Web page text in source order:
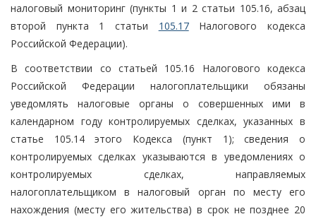
налоговый мониторинг (пункты 1 и 2 статьи 105.16, абзац
второй пункта 1 статьи 105.17Налогового кодекса
Российской Федерации).
В соответствии со статьей 105.16 Налогового кодекса
Российской Федерации налогоплательщики обязаны
уведомлять налоговые органы о совершенных ими в
календарном году контролируемых сделках, указанных в
статье 105.14 этого Кодекса (пункт 1); сведения о
контролируемых сделках указываются в уведомлениях о
контролируемых сделках, направляемых
налогоплательщиком в налоговый орган по месту его
нахождения (месту его жительства) в срок не позднее 20